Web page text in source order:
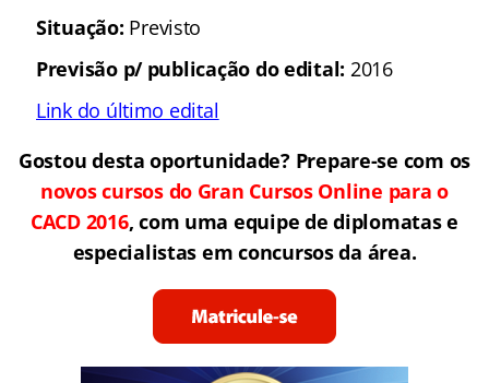
Situação: Previsto
Previsão p/ publicação do edital: 2016
Link do último edital
Gostou desta oportunidade? Prepare-se com os
novos cursos do Gran Cursos Online para o
CACD 2016, com uma equipe de diplomatas e
especialistas em concursos da área.